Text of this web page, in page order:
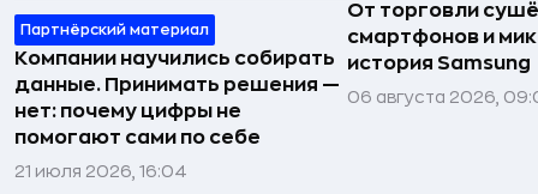
Партнёрский материал
Компании научились собирать
данные. Принимать решения —
нет: почему цифры не
помогают сами по себе
21 июля 2026, 16:04
От торговли
смартфонов и
история Samsung
06 августа 2026,